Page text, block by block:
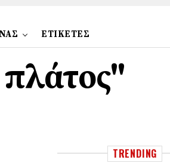
ΕΤΙΚΕΤΕΣ
TRENDING